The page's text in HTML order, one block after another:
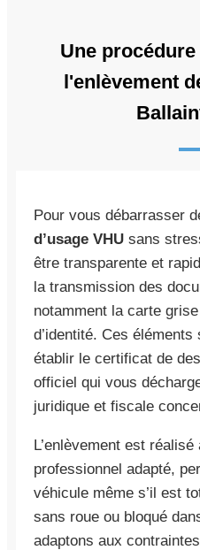
Une
l'enlèvement
Pour vous débarrasser
d’usage VHU sans
être transparente et
la transmission des
notamment la carte
d’identité. Ces
établir le certificat de
officiel qui vous
juridique et fiscale
L’enlèvement est
professionnel adapté,
véhicule même s’il est
sans roue ou bloqué
adaptons aux